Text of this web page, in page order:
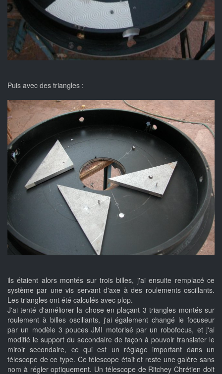
Puis avec des triangles :
ils étaient alors montés sur trois billes, j'ai ensuite remplacé ce
système par une vis servant d'axe à des roulements oscillants.
Les triangles ont été calculés avec plop.
J'ai tenté d'améliorer la chose en plaçant 3 triangles montés sur
roulement à billes oscillants, j'ai également changé le focuseur
par un modèle 3 pouces JMI motorisé par un robofocus, et j'ai
modifié le support du secondaire de façon à pouvoir translater le
miroir secondaire, ce qui est un réglage important dans un
télescope de ce type. Ce télescope était et reste une galère sans
nom à régler optiquement. Un télescope de Ritchey Chrétien doit